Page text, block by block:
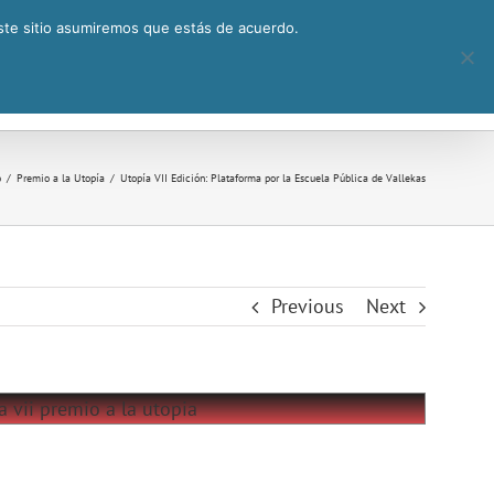
Premio a la Utopía Utopía VII Edición: Plataforma por la Escuela Pública de Vallekas
Previous Next
sitio asumiremos que estás de acuerdo.